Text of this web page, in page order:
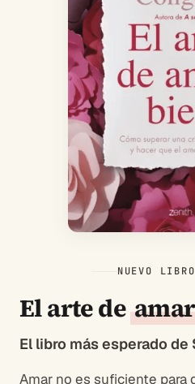
NUEVO
El arte de
El libro más esperado
Amar no es suficiente para